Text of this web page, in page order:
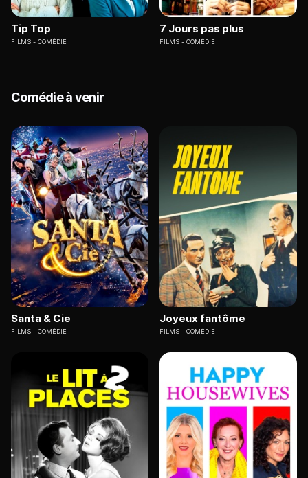
Tip Top
FILMS COMÉDIE
7 Jours pas plus
FILMS COMÉDIE
Comédie à venir
Santa & Cie
FILMS COMÉDIE
Joyeux fantôme
FILMS COMÉDIE